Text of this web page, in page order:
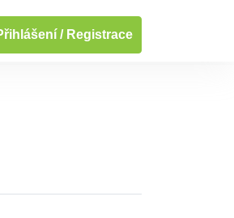
/ Registrace
... Zobrazit fotografie